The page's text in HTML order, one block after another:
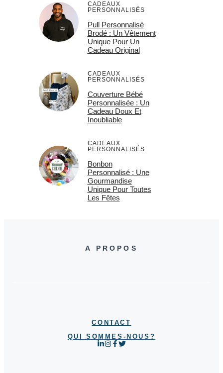
CADEAUX
PERSONNALISÉS
Pull Personnalisé
Brodé : Un Vêtement
Unique Pour Un
Cadeau Original
CADEAUX
PERSONNALISÉS
Couverture Bébé
Personnalisée : Un
Cadeau Doux Et
Inoubliable
CADEAUX
PERSONNALISÉS
Bonbon
Personnalisé : Une
Gourmandise
Unique Pour Toutes
Les Fêtes
A PROPOS
CONTACT
QUI SOMMES-NOUS?